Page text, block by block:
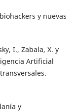
y nuevas
I., Zabala, X. y
Artificial
y